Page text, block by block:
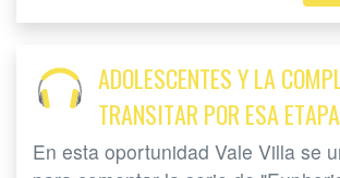
ADOLESCENTES Y LA
TRANSITAR POR ESA ETAPA
En esta oportunidad Vale Villa se